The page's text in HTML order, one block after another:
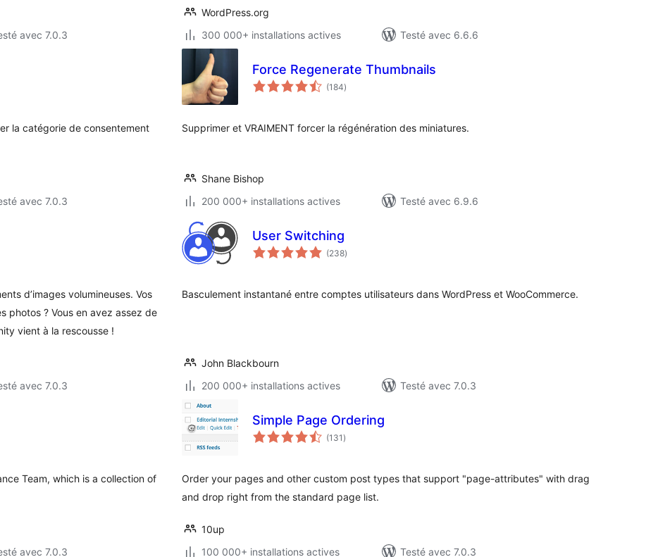
avec 7.0.3
WordPress.org
300 000+ installations actives
Testé avec 6.6.6
la catégorie de consentement
avec 7.0.3
Force Regenerate Thumbnails
(184notes
en
)
Supprimer et VRAIMENT forcer la régénération des miniatures.
Shane Bishop
200 000+ installations actives
Testé avec 6.9.6
d’images volumineuses. Vos
photos ? Vous en avez assez de
vient à la rescousse !
avec 7.0.3
User Switching
(238notes
en
)
Basculement instantané entre comptes utilisateurs dans WordPress et WooCommerce.
John Blackbourn
200 000+ installations actives
Testé avec 7.0.3
Team, which is a collection of
avec 7.0.3
Simple Page Ordering
(131 notes
en
)
Order your pages and other custom post types that support "page-attributes" with drag
and drop right from the standard page list.
10up
100 000+ installations actives
Testé avec 7.0.3